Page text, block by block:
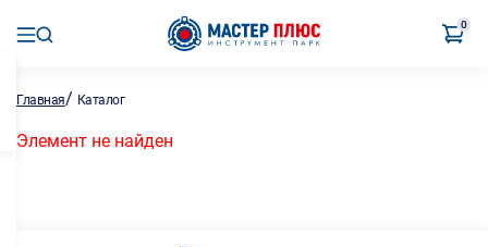
0
Главная/ Каталог
Элемент не найден